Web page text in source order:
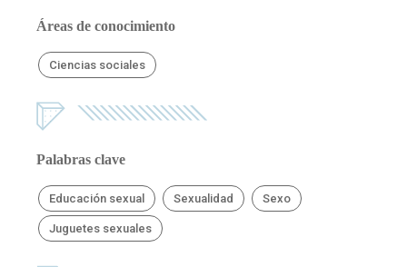
Áreas de conocimiento
Ciencias sociales
Palabras clave
Educación sexual Sexualidad Sexo
Juguetes sexuales